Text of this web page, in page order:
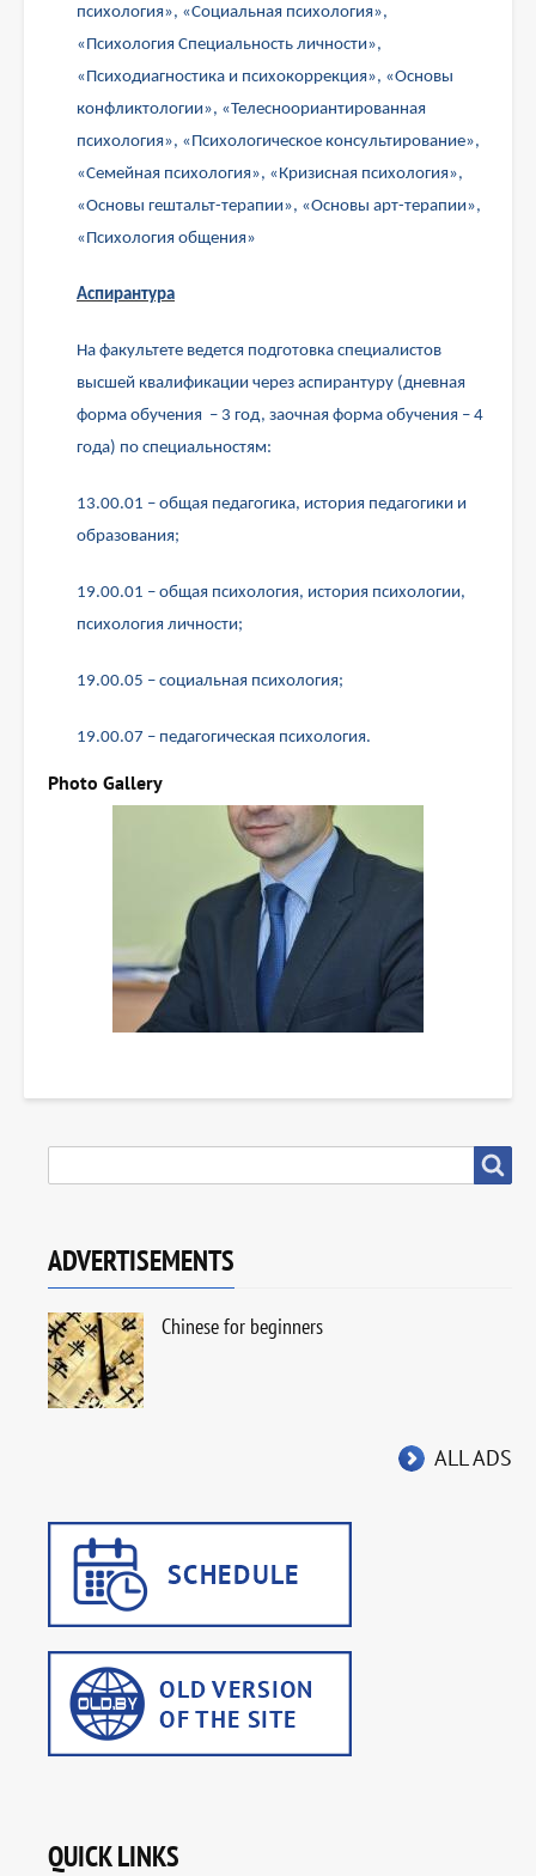
психология», «Социальная психология»,
«Психология Специальность личности»,
«Психодиагностика и психокоррекция», «Основы
конфликтологии», «Телесноориантированная
психология», «Психологическое консультирование»,
«Семейная психология», «Кризисная психология»,
«Основы гештальт-терапии», «Основы арт-терапии»,
«Психология общения»
Аспирантура
На факультете ведется подготовка специалистов
высшей квалификации через аспирантуру (дневная
форма обучения – 3 год, заочная форма обучения – 4
года) по специальностям:
13.00.01 – общая педагогика, история педагогики и
образования;
19.00.01 – общая психология, история психологии,
психология личности;
19.00.05 – социальная психология;
19.00.07 – педагогическая психология.
Photo Gallery
ADVERTISEMENTS
Chinese for beginners
ALL ADS
QUICK LINKS